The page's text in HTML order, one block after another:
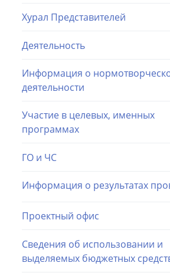
Хурал Представителей
Деятельность
Информация о
деятельности
Участие в целевых, именных
программах
ГО и ЧС
Информация о результатах
Проектный офис
Сведения об использовании и
выделяемых бюджетных